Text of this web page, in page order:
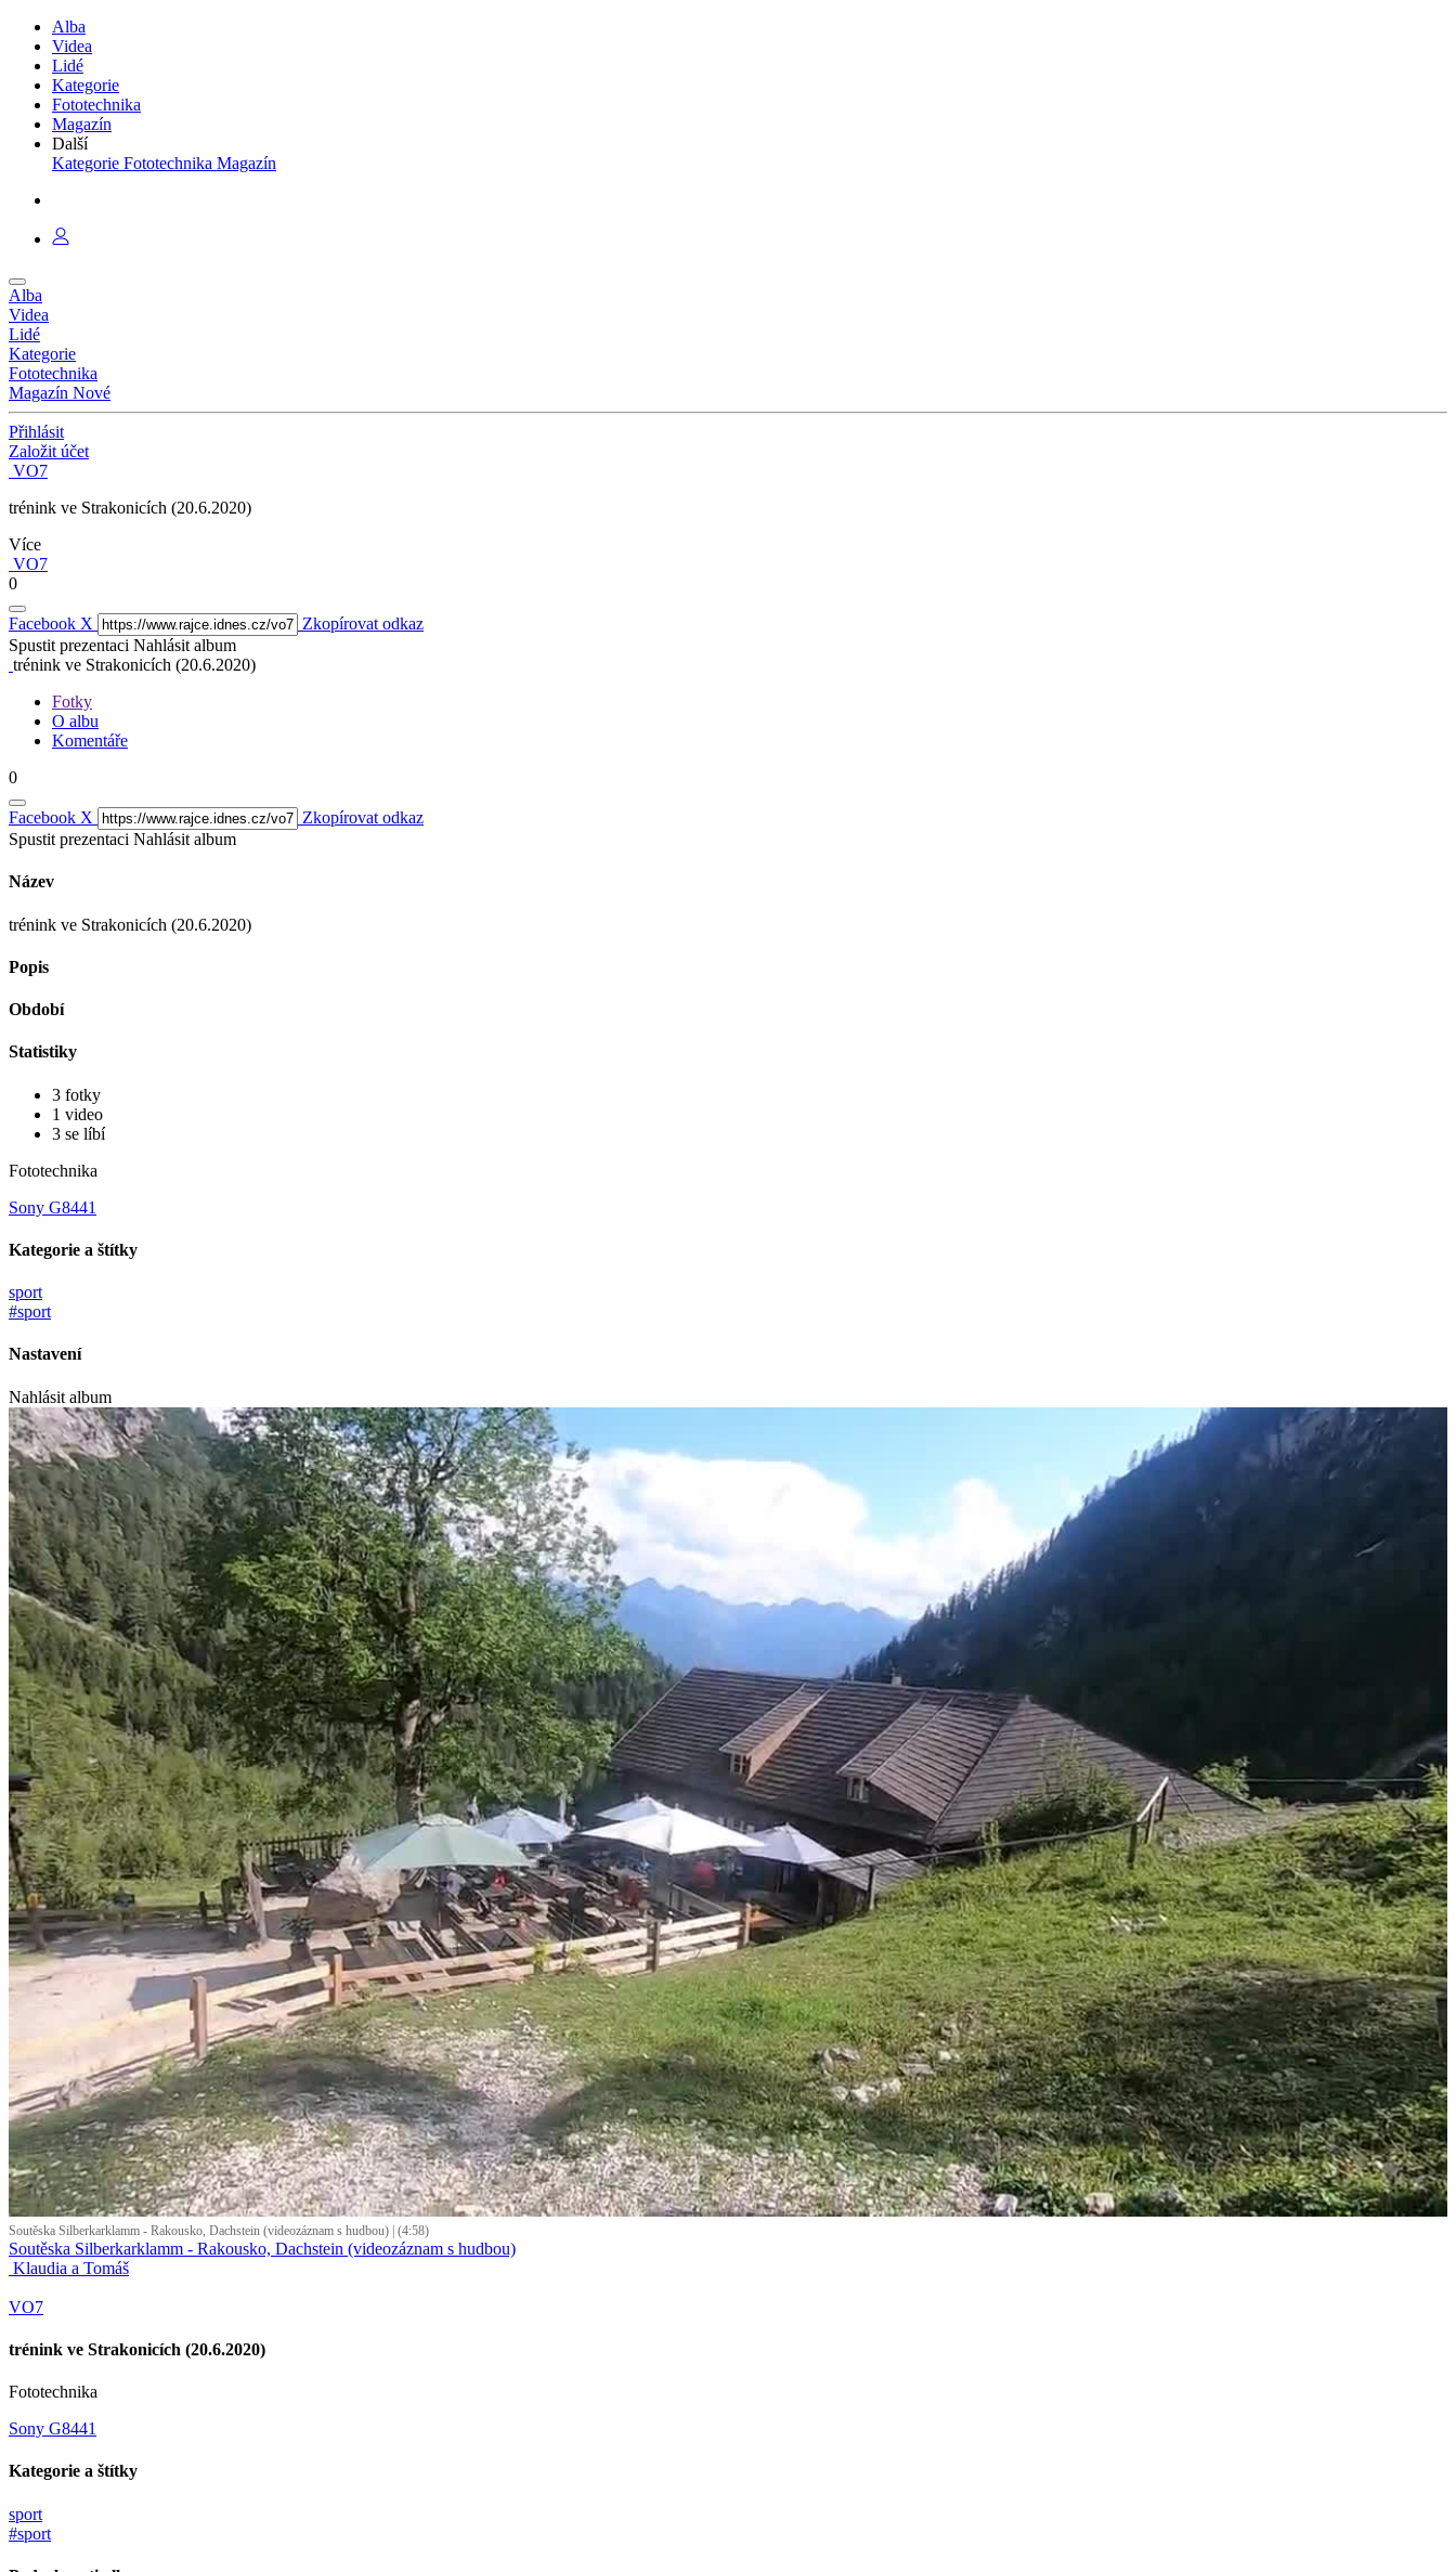
Alba
Videa
Lidé
Kategorie
Fototechnika
Magazín
Další
Kategorie Fototechnika Magazín
Alba
Videa
Lidé
Kategorie
Fototechnika
Magazín Nové
Přihlásit
Založit účet
VO7
trénink ve Strakonicích (20.6.2020)
Více
VO7
0
Facebook X
Zkopírovat odkaz
Spustit prezentaci Nahlásit album
trénink ve Strakonicích (20.6.2020)
Fotky
O albu
Komentáře
0
Facebook X
Zkopírovat odkaz
Spustit prezentaci Nahlásit album
Název
trénink ve Strakonicích (20.6.2020)
Popis
Období
Statistiky
3 fotky
1 video
3 se líbí
Fototechnika
Sony G8441
Kategorie a štítky
sport
#sport
Nastavení
Nahlásit album
Soutěska Silberkarklamm - Rakousko, Dachstein (videozáznam s hudbou) | (4:58)
Soutěska Silberkarklamm - Rakousko, Dachstein (videozáznam s hudbou)
Klaudia a Tomáš
VO7
trénink ve Strakonicích (20.6.2020)
Fototechnika
Sony G8441
Kategorie a štítky
sport
#sport